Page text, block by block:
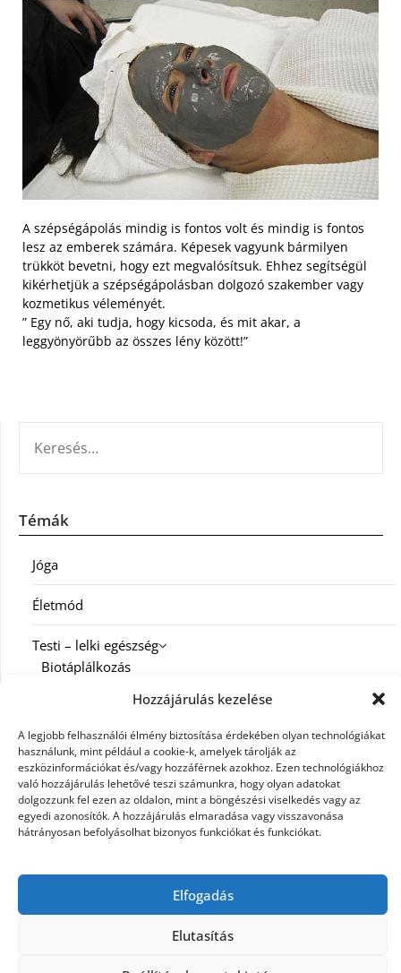
Hozzájárulás kezelése
A legjobb felhasználói élmény biztosítása érdekében olyan technológiákat
használunk, mint például a cookie-k, amelyek tárolják az
eszközinformációkat és/vagy hozzáférnek azokhoz. Ezen technológiákhoz
való hozzájárulás lehetővé teszi számunkra, hogy olyan adatokat
dolgozzunk fel ezen az oldalon, mint a böngészési viselkedés vagy az
egyedi azonosítók. A hozzájárulás elmaradása vagy visszavonása
hátrányosan befolyásolhat bizonyos funkciókat és funkciókat.
Elfogadás
Elutasítás
A szépségápolás mindig is fontos volt és mindig is fontos
lesz az emberek számára. Képesek vagyunk bármilyen
trükköt bevetni, hogy ezt megvalósítsuk. Ehhez segítségül
kikérhetjük a szépségápolásban dolgozó szakember vagy
kozmetikus véleményét.
” Egy nő, aki tudja, hogy kicsoda, és mit akar, a
leggyönyörűbb az összes lény között!”
Témák
Jóga
Életmód
Testi – lelki egészség
Biotáplálkozás
Diéta
Fitness
Spiritualitás
©2026 E-Magic| Design: Newspaperly WordPress